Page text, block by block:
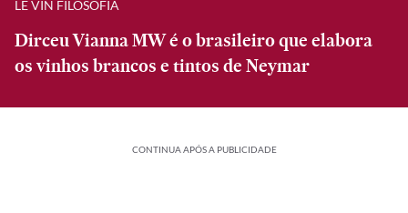
LE VIN FILOSOFIA
Dirceu Vianna MW é o brasileiro que elabora
os vinhos brancos e tintos de Neymar
CONTINUA APÓS A PUBLICIDADE